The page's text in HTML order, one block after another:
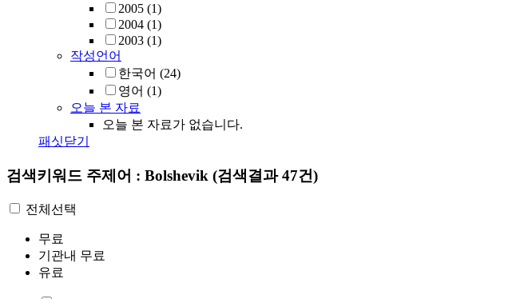
2005 (1)
2004 (1)
2003 (1)
작성언어
한국어 (24)
영어 (1)
오늘 본 자료
오늘 본 자료가 없습니다.
패싯닫기
검색키워드 주제어 : Bolshevik (검색결과 47건)
전체선택
무료
기관내 무료
유료